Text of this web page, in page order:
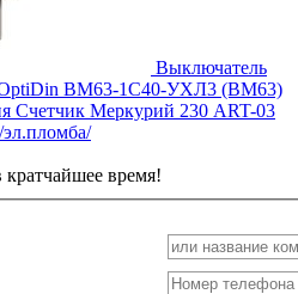
Выключатель
OptiDin BM63-1C40-УХЛ3 (ВМ63)
Счетчик Меркурий 230 ART-03
кратчайшее время!